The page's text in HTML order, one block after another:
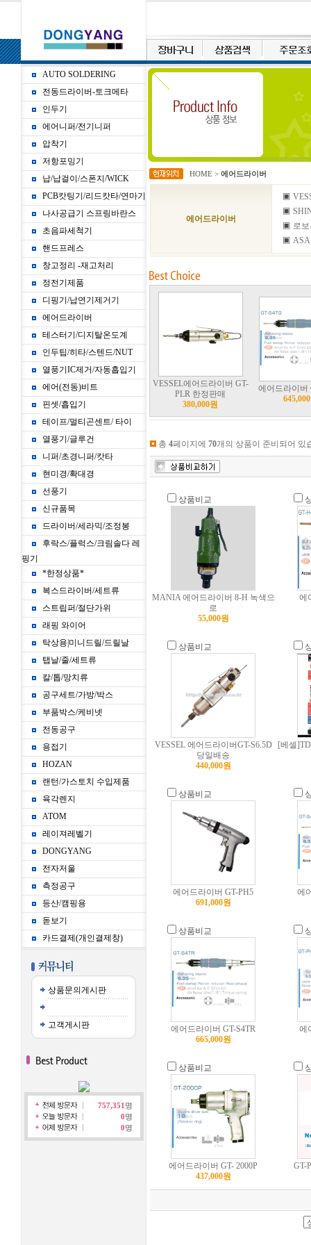
AUTO SOLDERING
전동드라이버-토크메타
인두기
에어니퍼/전기니퍼
압착기
저항포밍기
납/납걸이/스폰지/WICK
PCB캇팅기/리드캇타/연마기
나사공급기 스프링바란스
초음파세척기
핸드프레스
창고정리 -재고처리
정전기제품
디핑기/납연기제거기
에어드라이버
테스터기/디지탈온도계
인두팁/히타/스텐드/NUT
열풍기IC제거/자동흡입기
에어(전동)비트
핀셋/흡입기
테이프/멀티곤센트/ 타이
열풍기/글루건
니퍼/초경니퍼/캇타
현미경/확대경
선풍기
신규품목
드라이버/세라믹/조정봉
후락스/플럭스/크림솔다 레
핑기
*한정상품*
복스드라이버/세트류
스트립퍼/절단가위
래핑 와이어
탁상용|미니드릴/드릴날
탭날/줄/세트류
칼/톱/망치류
공구세트/가방/박스
부품박스/케비넷
전동공구
용접기
HOZAN
랜턴/가스토치 수입제품
육각렌지
ATOM
레이져레벨기
DONGYANG
전자저울
측정공구
등산/캠핑용
돋보기
카드결제(개인결제창)
상품문의게시판
고객게시판
757,351 명
0명
0명
HOME > 에어드라이버
에어드라이버
▣
▣
▣ 로
▣ ASA
VESSEL에어드라이버 GT-
PLR 한정판매
380,000원
에어드라이버
총 4페이지에 70개의 상품이 준비되어 있
상품비교
MANIA 에어드라이버 8-H 녹색으
로
55,000원
에
상품비교
VESSEL 에어드라이버GT-S6.5D
당일배송
440,000원
[베셀
상품비교
에어드라이버 GT-PH5
691,000원
에
상품비교
에어드라이버 GT-S4TR
665,000원
에
상품비교
에어드라이버 GT- 2000P
437,000원
GT-